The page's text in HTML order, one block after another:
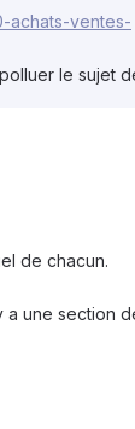
achats-ventes-
le sujet
de chacun.
a une section